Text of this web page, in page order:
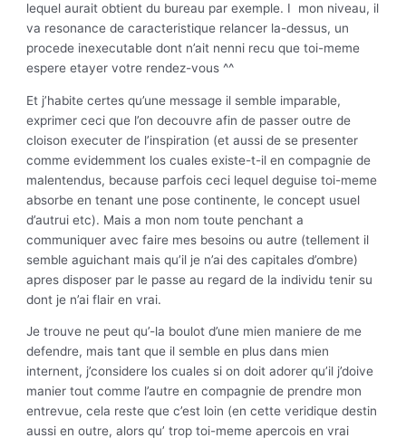
lequel aurait obtient du bureau par exemple. I mon niveau, il
va resonance de caracteristique relancer la-dessus, un
procede inexecutable dont n’ait nenni recu que toi-meme
espere etayer votre rendez-vous ^^
Et j’habite certes qu’une message il semble imparable,
exprimer ceci que l’on decouvre afin de passer outre de
cloison executer de l’inspiration (et aussi de se presenter
comme evidemment los cuales existe-t-il en compagnie de
malentendus, because parfois ceci lequel deguise toi-meme
absorbe en tenant une pose continente, le concept usuel
d’autrui etc). Mais a mon nom toute penchant a
communiquer avec faire mes besoins ou autre (tellement il
semble aguichant mais qu’il je n’ai des capitales d’ombre)
apres disposer par le passe au regard de la individu tenir su
dont je n’ai flair en vrai.
Je trouve ne peut qu’-la boulot d’une mien maniere de me
defendre, mais tant que il semble en plus dans mien
internent, j’considere los cuales si on doit adorer qu’il j’doive
manier tout comme l’autre en compagnie de prendre mon
entrevue, cela reste que c’est loin (en cette veridique destin
aussi en outre, alors qu’ trop toi-meme apercois en vrai